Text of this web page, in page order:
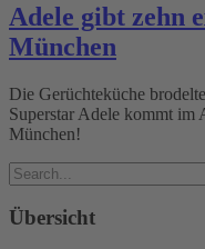
Adele gibt zehn
München
Die Gerüchteküche
Superstar Adele kommt im
München!
Übersicht